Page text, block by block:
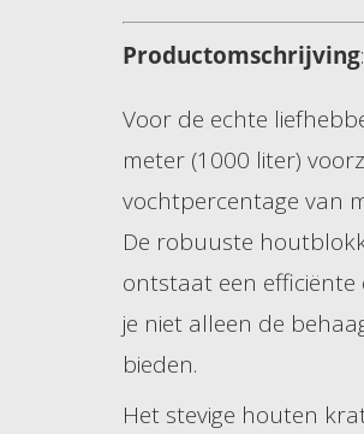
Productomschrijving:
Voor de echte
meter (1000 liter)
vochtpercentage van
De robuuste
ontstaat een
je niet alleen de
bieden.
Het stevige houten